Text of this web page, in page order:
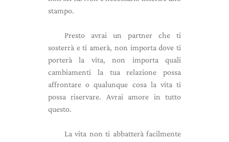
stampo.
Presto avrai un partner che ti
sosterrà e ti amerà, non importa dove ti
porterà la vita, non importa quali
cambiamenti la tua relazione possa
affrontare o qualunque cosa la vita ti
possa riservare. Avrai amore in tutto
questo.
La vita non ti abbatterà facilmente